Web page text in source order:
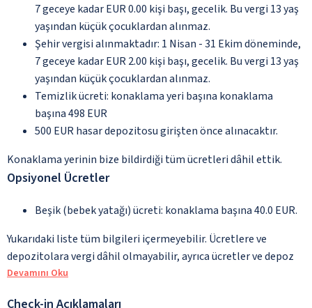
7 geceye kadar EUR 0.00 kişi başı, gecelik. Bu vergi 13 yaş
yaşından küçük çocuklardan alınmaz.
Şehir vergisi alınmaktadır: 1 Nisan - 31 Ekim döneminde,
7 geceye kadar EUR 2.00 kişi başı, gecelik. Bu vergi 13 yaş
yaşından küçük çocuklardan alınmaz.
Temizlik ücreti: konaklama yeri başına konaklama
başına 498 EUR
500 EUR hasar depozitosu girişten önce alınacaktır.
Konaklama yerinin bize bildirdiği tüm ücretleri dâhil ettik.
Opsiyonel Ücretler
Beşik (bebek yatağı) ücreti: konaklama başına 40.0 EUR.
Yukarıdaki liste tüm bilgileri içermeyebilir. Ücretlere ve
depozitolara vergi dâhil olmayabilir, ayrıca ücretler ve depoz
Devamını Oku
Check-in Açıklamaları